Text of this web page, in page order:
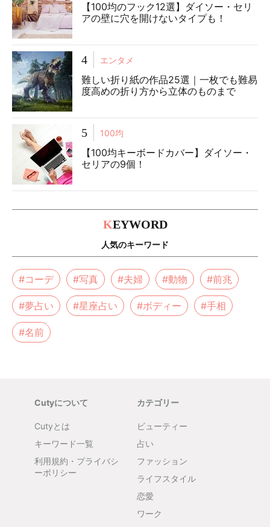
【100均のフック12選】ダイソー・セリ
アの壁に穴を開けないタイプも！
4 エンタメ
難しい折り紙の作品25選｜一枚でも難易
度高めの折り方から立体のものまで
5 100均
【100均キーボードカバー】ダイソー・
セリアの9個！
KEYWORD
人気のキーワード
#コーデ #写真 #夫婦 #動物 #前兆
#夢占い #星座占い #ボディー #手相
#名前
Cutyについて
Cutyとは
キーワード一覧
利用規約・プライバシ
ーポリシー
カテゴリー
ビューティー
占い
ファッション
ライフスタイル
恋愛
ワーク